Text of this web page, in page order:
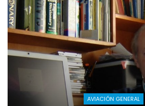
AVIACIÓN GENERAL